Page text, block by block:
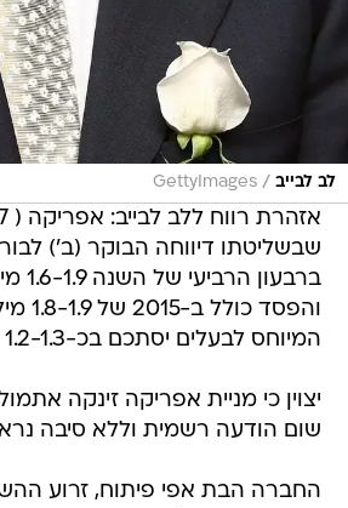
לב לבייב /
GettyImages
שבשליטתו דיווחה הבוקר (ב')
והפסד
המיוחס לבעלים יסתכם בכ-1.2-1.3 מיליארד שקל.
שום הודעה רשמית וללא סיבה
החברה הבת אפי פיתוח, זרוע